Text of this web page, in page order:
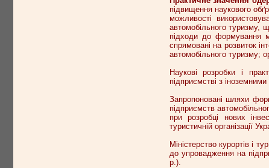
підвищення наукового
можливості
автомобільного туризму,
підходи до формування
спрямовані на розвиток
автомобільного туризму;
Наукові розробки і
підприємстві з
Запропоновані шляхи
підприємств
при розробці нових
туристичній організації
Міністерство курортів і
до упровадження на
р.).